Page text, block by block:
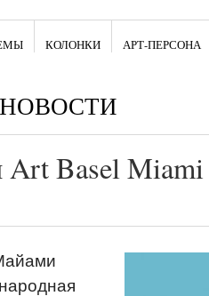
КОЛОНКИ АРТ-ПЕРСОНА
НОВОСТИ
Art Basel Miami